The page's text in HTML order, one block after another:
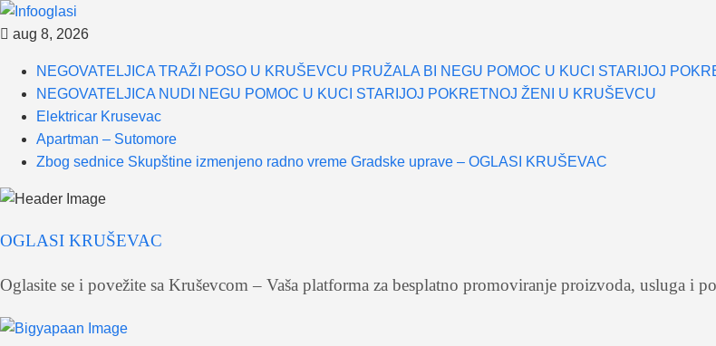
Skip
content
aug 8, 2026
NEGOVATELJICA TRAŽI POSO U KRUŠEVCU PRUŽALA BI NEGU POMOC U KUCI STARIJOJ
NEGOVATELJICA NUDI NEGU POMOC U KUCI STARIJOJ POKRETNOJ ŽENI U KRUŠEVCU
Elektricar Krusevac
Apartman – Sutomore
Zbog sednice Skupštine izmenjeno radno vreme Gradske uprave – OGLASI KRUŠEVAC
OGLASI KRUŠEVAC
Oglasite se i povežite sa Kruševcom – Vaša platforma za besplatno promoviranje proizvoda, usluga